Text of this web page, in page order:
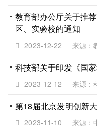
教育部办公厅关于推
区、实验校的通知
2023-12-22 来源：
科技部关于印发《国
2023-12-12 来源：
第18届北京发明创新
2023-11-10 来源：